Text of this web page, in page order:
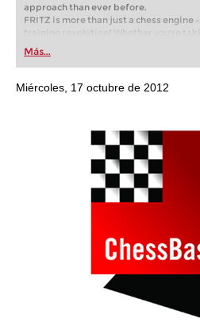
approach than ever before.
FRITZ is more than just a chess engine –
training revolution! Whether you’re
first steps into the world of club chess,
playing at a tournament level: with
train more efficiently, intelligently and
more personalised approach than ever
Más...
Miércoles, 17 octubre de 2012